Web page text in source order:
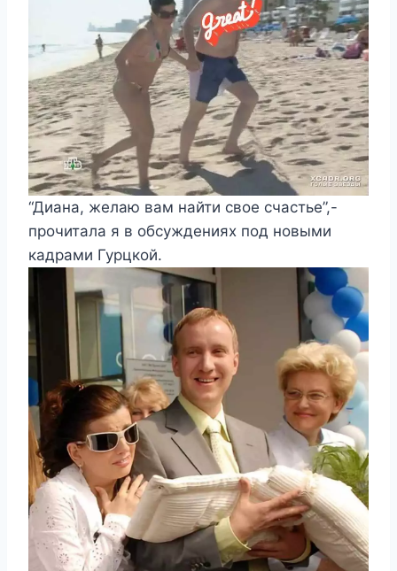
“Диана, желаю вам найти свое счастье”,-
прочитала я в обсуждениях под новыми
кадрами Гурцкой.